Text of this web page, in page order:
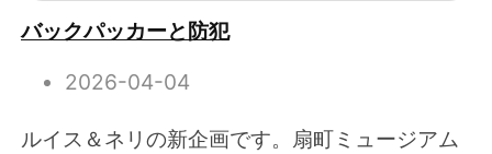
バックパッカーと防犯
2026-04-04
ルイス＆ネリの新企画です。扇町ミュージアム